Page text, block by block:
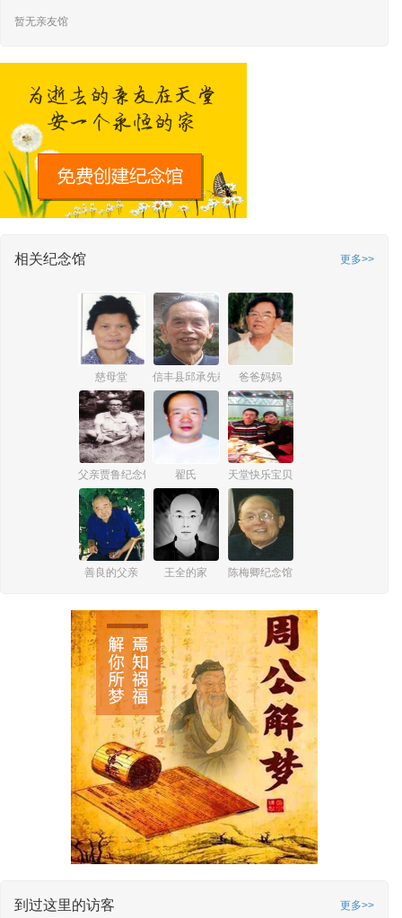
暂无亲友馆
相关纪念馆 更多>>
慈母堂 信丰县邱承先教师纪念馆
爸爸妈妈
父亲贾鲁纪念馆 翟氏 天堂快乐宝贝
善良的父亲 王全的家 陈梅卿纪念馆
到过这里的访客 更多>>